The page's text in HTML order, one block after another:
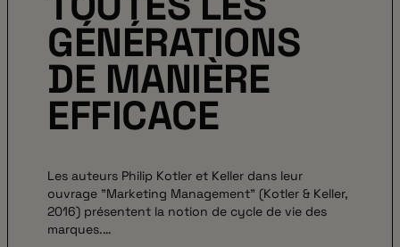
GÉNÉRATIONS
DE MANIÈRE
EFFICACE
Les auteurs Philip Kotler et Keller dans leur
ouvrage ”Marketing Management” (Kotler & Keller,
2016) présentent la notion de cycle de vie des
marques.…